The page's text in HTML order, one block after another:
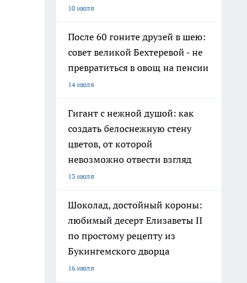
10 июля
После 60 гоните друзей в шею:
совет великой Бехтеревой - не
превратиться в овощ на пенсии
14 июля
Гигант с нежной душой: как
создать белоснежную стену
цветов, от которой
невозможно отвести взгляд
13 июля
Шоколад, достойный короны:
любимый десерт Елизаветы II
по простому рецепту из
Букингемского дворца
16 июля